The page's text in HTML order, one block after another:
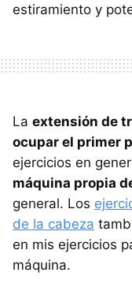
estiramiento y
La extensión de
ocupar el primer
ejercicios en
máquina propia
general. Los
de la cabeza
en mis ejercicios
máquina.